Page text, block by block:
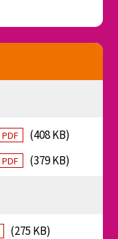
PDF
(408 KB)
PDF (379 KB)
(275 KB)